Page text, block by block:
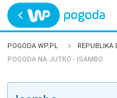
Trwa ładowanie
POLSKA
POGODA WP.PL
REPUBLIKA
POGODA NA JUTRO - ISAMBO